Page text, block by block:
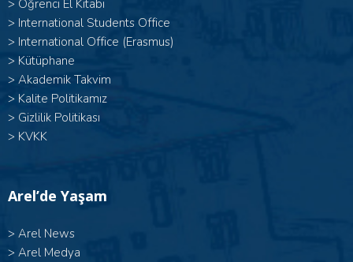
> Öğrenci El Kitabı
> International Students Office
> International Office (Erasmus)
> Kütüphane
> Akademik Takvim
> Kalite Politikamız
> Gizlilik Politikası
> KVKK
Arel’de Yaşam
> Arel News
> Arel Medya